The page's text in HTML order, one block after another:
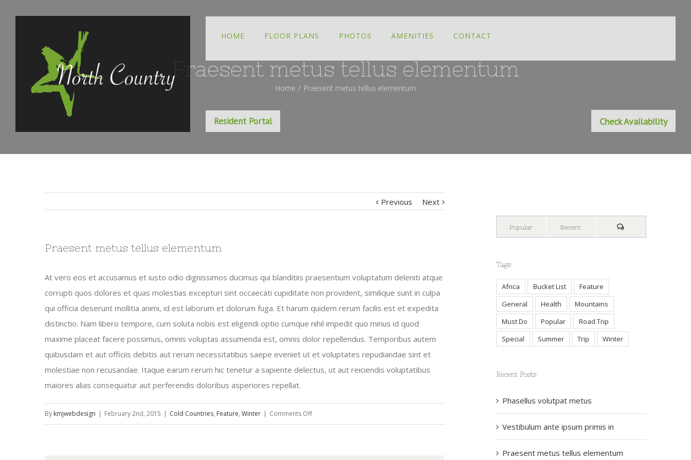
Resident Portal Check Availability
HOME FLOOR PLANS PHOTOS AMENITIES CONTACT
Praesent metus tellus elementum
Home / Praesent metus tellus elementum
Previous Next
Praesent metus tellus elementum
At vero eos et accusamus et iusto odio dignissimos ducimus qui blanditiis praesentium voluptatum deleniti atque
corrupti quos dolores et quas molestias excepturi sint occaecati cupiditate non provident, similique sunt in culpa
qui officia deserunt mollitia animi, id est laborum et dolorum fuga. Et harum quidem rerum facilis est et expedita
distinctio. Nam libero tempore, cum soluta nobis est eligendi optio cumque nihil impedit quo minus id quod
maxime placeat facere possimus, omnis voluptas assumenda est, omnis dolor repellendus. Temporibus autem
quibusdam et aut officiis debitis aut rerum necessitatibus saepe eveniet ut et voluptates repudiandae sint et
molestiae non recusandae. Itaque earum rerum hic tenetur a sapiente delectus, ut aut reiciendis voluptatibus
maiores alias consequatur aut perferendis doloribus asperiores repellat.
By kmjwebdesign | February 2nd, 2015 | Cold Countries, Feature, Winter | Comments Offon
Popular Recent
Tags
Africa Bucket List
Feature
General
Health
Mountains
Must Do
Popular
Road Trip
Special
Summer Trip Winter
Recent Posts
Phasellus volutpat metus
Vestibulum ante ipsum primis in
Praesent metus tellus elementum